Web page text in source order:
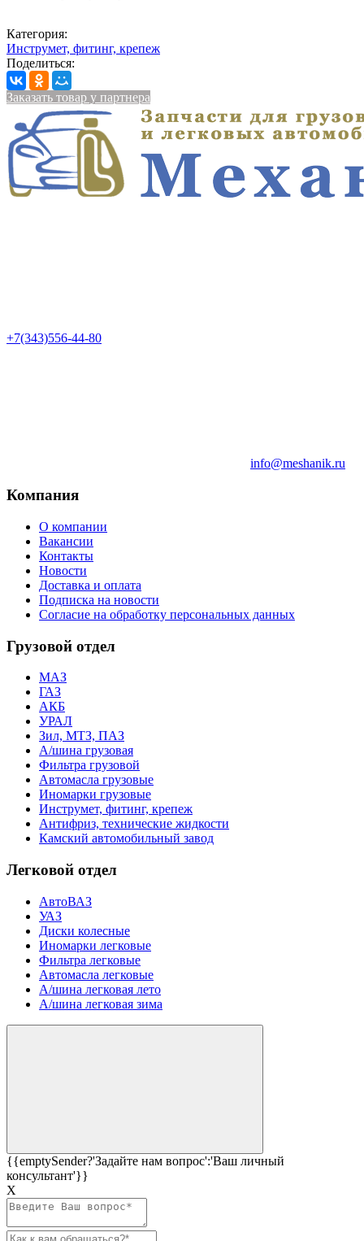
Категория:
Инструмет, фитинг, крепеж
Поделиться:
Заказать товар у партнера
+7(343)556-44-80
info@meshanik.ru
Компания
О компании
Вакансии
Контакты
Новости
Доставка и оплата
Подписка на новости
Согласие на обработку персональных данных
Грузовой отдел
МАЗ
ГАЗ
АКБ
УРАЛ
Зил, МТЗ, ПАЗ
А/шина грузовая
Фильтра грузовой
Автомасла грузовые
Иномарки грузовые
Инструмет, фитинг, крепеж
Антифриз, технические жидкости
Камский автомобильный завод
Легковой отдел
АвтоВАЗ
УАЗ
Диски колесные
Иномарки легковые
Фильтра легковые
Автомасла легковые
А/шина легковая лето
А/шина легковая зима
{{emptySender?'Задайте нам вопрос':'Ваш личный
консультант'}}
Х